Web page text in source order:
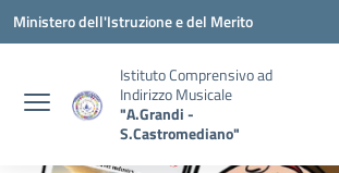
Vai ai contenuti
Vai al menu di navigazione
Vai al footer
Ministero dell'Istruzione e del Merito
Istituto Comprensivo ad
Indirizzo Musicale
"A.Grandi -
S.Castromediano"